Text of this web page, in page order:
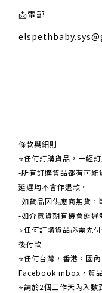
📩電郵
條款與細則
⭐任何訂購貨品，一經
-所有訂購貨品都有可能
延遲均不會作退款。
-如貨品因供應商無貨，
-如介意貨期有機會延遲
⭐任何訂購貨品必需先
後付款
⭐任何台灣，香港，國
Facebook inbox，貨
​​⭐請於2個工作天內入